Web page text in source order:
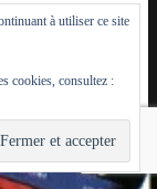
à utiliser ce site
cookies, consultez :